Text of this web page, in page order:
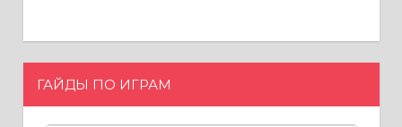
ГАЙДЫ ПО ИГРАМ